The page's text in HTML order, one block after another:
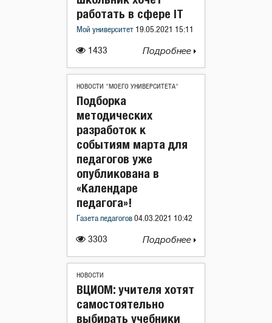
1433
работать в сфере IT
Мой университет 19.05.2021 15:11
Подробнее
НОВОСТИ "МОЕГО УНИВЕРСИТЕТА"
3303
Подборка
методических
разработок к
событиям марта для
педагогов уже
опубликована в
«Календаре
педагога»!
Газета педагогов 04.03.2021 10:42
Подробнее
НОВОСТИ
ВЦИОМ: учителя хотят
самостоятельно
выбирать учебники